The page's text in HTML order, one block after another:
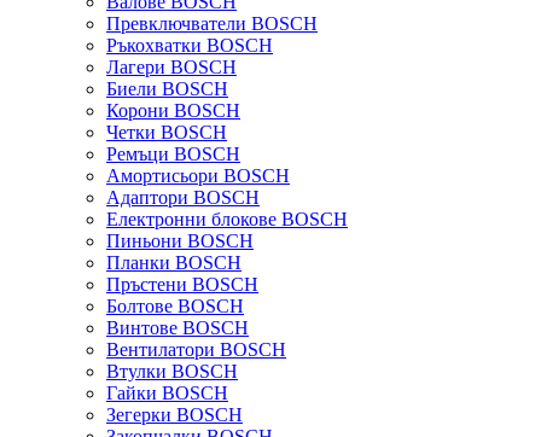
Превключватели BOSCH
Ръкохватки BOSCH
Лагери BOSCH
Биели BOSCH
Корони BOSCH
Четки BOSCH
Ремъци BOSCH
Амортисьори BOSCH
Адаптори BOSCH
Електронни блокове BOSCH
Пиньони BOSCH
Планки BOSCH
Пръстени BOSCH
Болтове BOSCH
Винтове BOSCH
Вентилатори BOSCH
Втулки BOSCH
Гайки BOSCH
Зегерки BOSCH